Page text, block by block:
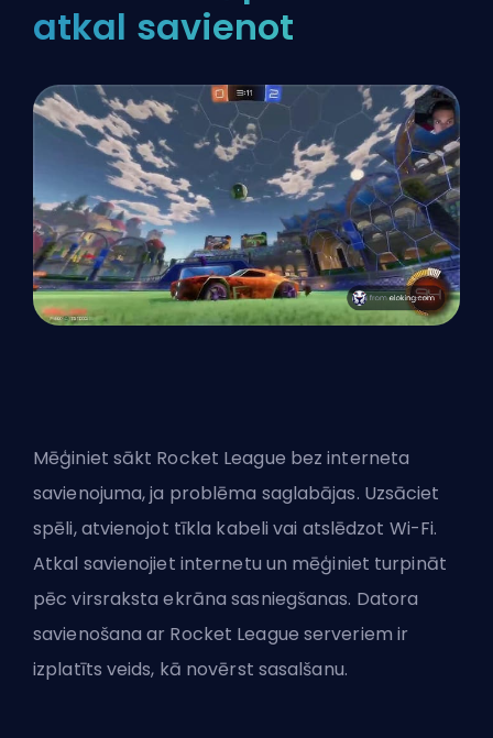
atkal savienot
Mēģiniet sākt Rocket League bez interneta
savienojuma, ja problēma saglabājas. Uzsāciet
spēli, atvienojot tīkla kabeli vai atslēdzot Wi-Fi.
Atkal savienojiet internetu un mēģiniet turpināt
pēc virsraksta ekrāna sasniegšanas. Datora
savienošana ar Rocket League serveriem ir
izplatīts veids, kā novērst sasalšanu.